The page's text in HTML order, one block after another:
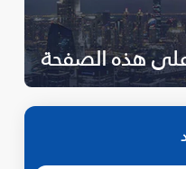
على هذه الصفحة